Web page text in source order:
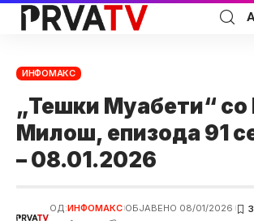
ИНФОМАКС
„Тешки Муабети“ со
Милош, епизода 91
– 08.01.2026
ОД:ИНФОМАКС ОБЈАВЕНО 08/01/2026